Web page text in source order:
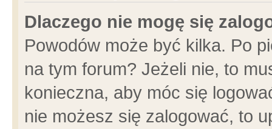
Dlaczego nie mogę się
Powodów może być kilka. Po
na tym forum? Jeżeli nie, to
konieczna, aby móc się
nie możesz się zalogować, to